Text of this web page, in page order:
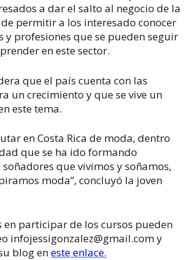
a dar el salto al negocio de la
permitir a los interesado conocer
y profesiones que se pueden seguir
en este sector.
que el país cuenta con las
un crecimiento y que se vive un
este tema.
en Costa Rica de moda, dentro
que se ha ido formando
que vivimos y soñamos,
moda”, concluyó la joven
en participar de los cursos pueden
infojessigonzalez@gmail.com y
blog eneste enlace.